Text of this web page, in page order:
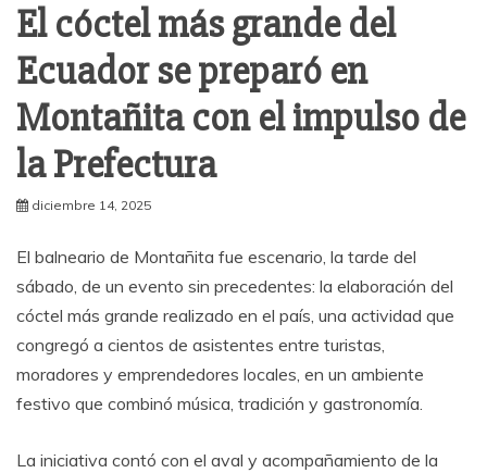
El cóctel más grande del
Ecuador se preparó en
Montañita con el impulso de
la Prefectura
diciembre 14, 2025
El balneario de Montañita fue escenario, la tarde del
sábado, de un evento sin precedentes: la elaboración del
cóctel más grande realizado en el país, una actividad que
congregó a cientos de asistentes entre turistas,
moradores y emprendedores locales, en un ambiente
festivo que combinó música, tradición y gastronomía.
La iniciativa contó con el aval y acompañamiento de la